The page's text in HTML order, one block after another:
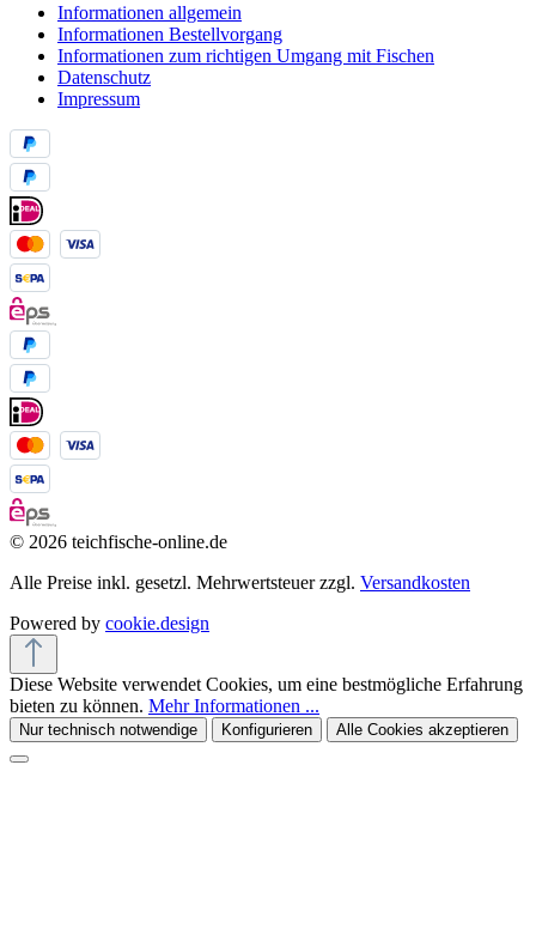
Informationen allgemein
Informationen Bestellvorgang
Informationen zum richtigen Umgang mit Fischen
Datenschutz
Impressum
© 2026 teichfische-online.de
Alle Preise inkl. gesetzl. Mehrwertsteuer zzgl. Versandkosten
Powered by cookie.design
Diese Website verwendet Cookies, um eine bestmögliche Erfahrung
bieten zu können. Mehr Informationen ...
Nur technisch notwendige Konfigurieren Alle Cookies akzeptieren